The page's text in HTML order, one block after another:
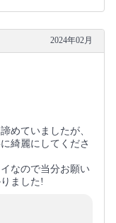
2024年02月
めていましたが、
綺麗にしてくださ
なので当分お願い
ました!